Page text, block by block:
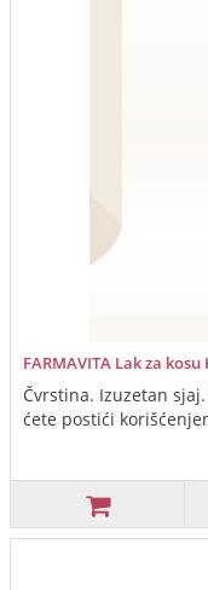
FARMAVITA Lak za
Čvrstina. Izuzetan
ćete postići